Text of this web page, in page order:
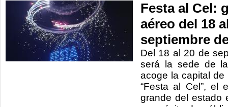
Festa al Cel:
aéreo del 18
septiembre
Del 18 al 20 de
será la sede de
acoge la capital
“Festa al Cel”, el
grande del estado